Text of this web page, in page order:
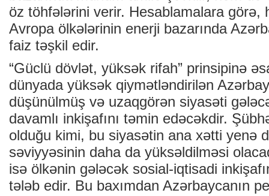
öz töhfələrini verir. Hesablamalara görə,
Avropa ölkələrinin enerji bazarında
faiz təşkil edir.
“Güclü dövlət, yüksək rifah” prinsipinə
dünyada yüksək qiymətləndirilən
düşünülmüş və uzaqgörən siyasəti
davamlı inkişafını təmin edəcəkdir.
olduğu kimi, bu siyasətin ana xətti yenə
səviyyəsinin daha da yüksəldilməsi
isə ölkənin gələcək sosial-iqtisadi
tələb edir. Bu baxımdan Azərbaycanın